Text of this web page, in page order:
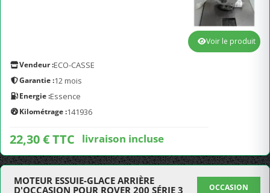
Vendeur :ECO-CASSE
Garantie :12 mois
Energie :Essence
Kilométrage :141936
22,30 € TTC livraison incluse
Voir le produit
MOTEUR ESSUIE-GLACE ARRIÈRE
D'OCCASION POUR ROVER 200 SÉRIE 3
OCCASION